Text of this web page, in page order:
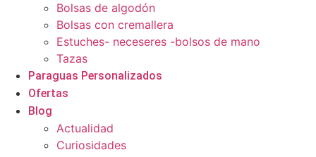
Bolsas de algodón
Bolsas con cremallera
Estuches- neceseres -bolsos de mano
Tazas
Paraguas Personalizados
Ofertas
Blog
Actualidad
Curiosidades